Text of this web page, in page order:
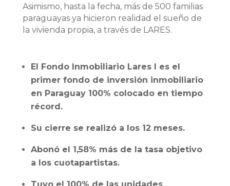
Asimismo, hasta la fecha, más de 500 familias
paraguayas ya hicieron realidad el sueño de
la vivienda propia, a través de LARES.
El Fondo Inmobiliario Lares I es el
primer fondo de inversión inmobiliario
en Paraguay 100% colocado en tiempo
récord.
Su cierre se realizó a los 12 meses.
Abonó el 1,58% más de la tasa objetivo
a los cuotapartistas.